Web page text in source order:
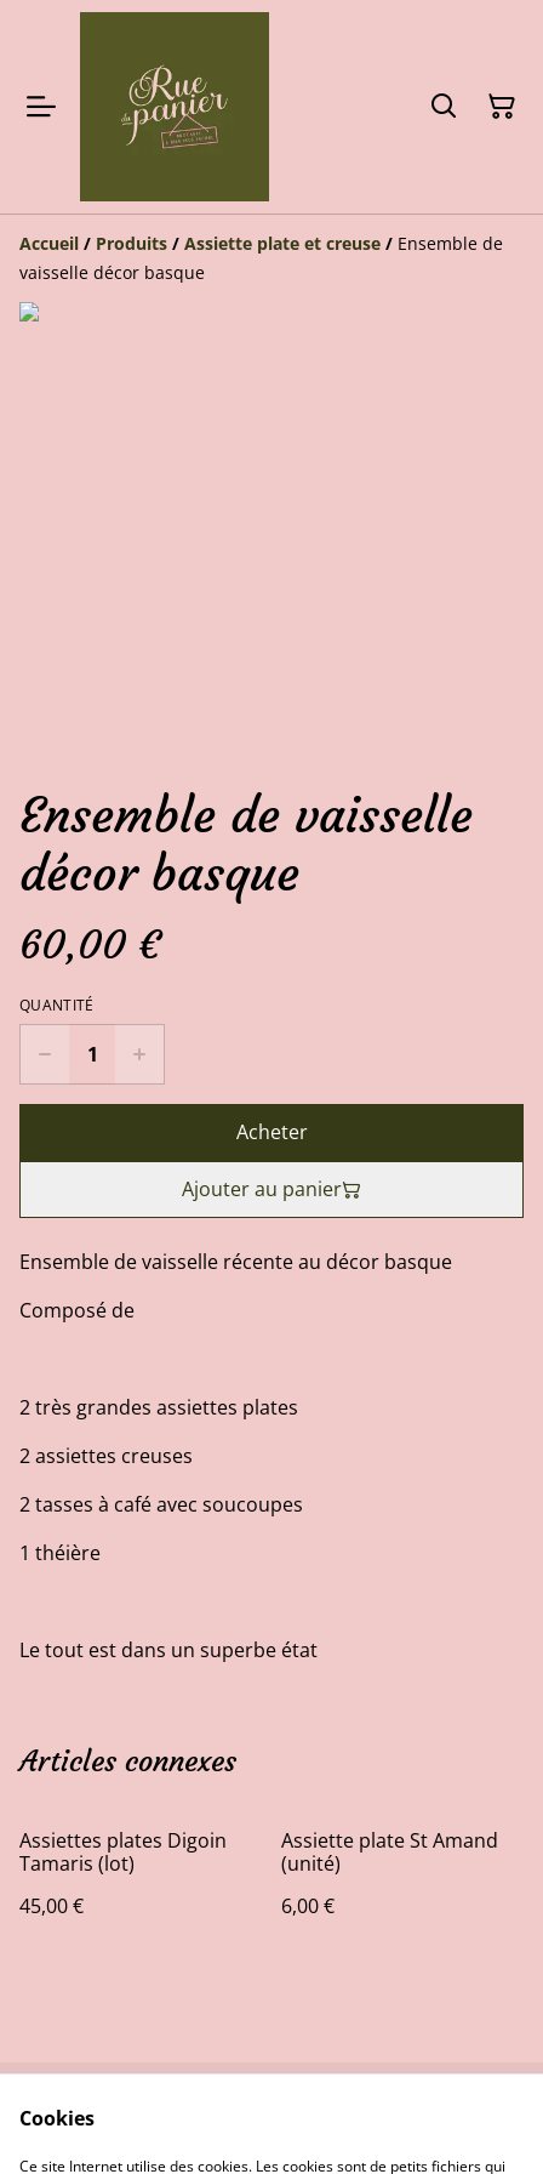
Accueil / Produits / Assiette plate et creuse / Ensemble de
vaisselle décor basque
Ensemble de vaisselle
décor basque
60,00 €
QUANTITÉ
Acheter
Ajouter au panier
Ensemble de vaisselle récente au décor basque
Composé de
2 très grandes assiettes plates
2 assiettes creuses
2 tasses à café avec soucoupes
1 théière
Le tout est dans un superbe état
Articles connexes
Assiettes plates Digoin
Tamaris (lot)
45,00 €
Assiette plate St Amand
(unité)
6,00 €
Politique de
Politique de cookies
Cookies
Ce site Internet utilise des cookies. Les cookies sont de petits fichiers qui